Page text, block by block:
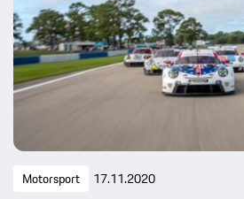
Motorsport 17.11.2020